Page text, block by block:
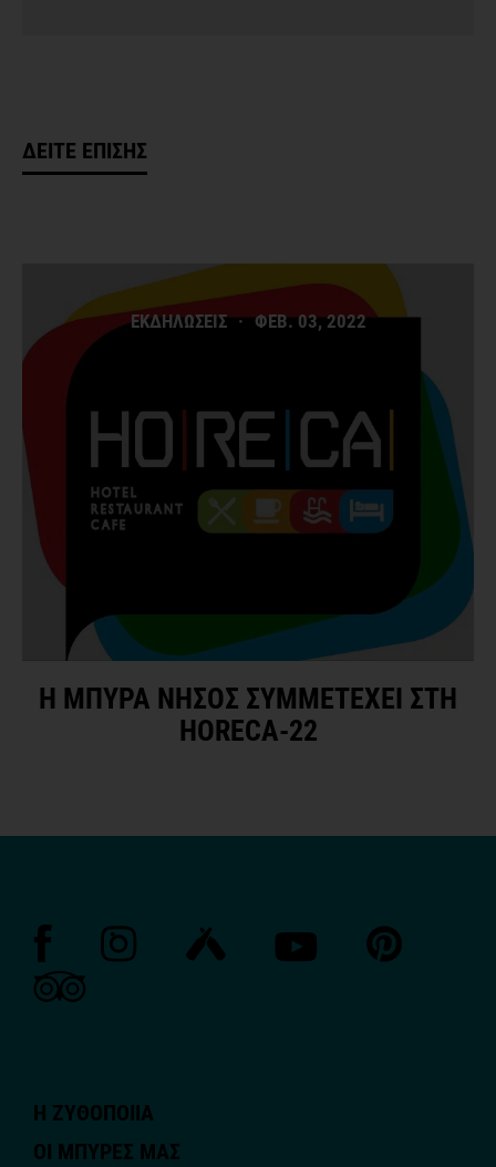
ΔΕΙΤΕ ΕΠΙΣΗΣ
ΕΚΔΗΛΩΣΕΙΣ · ΦΕΒ. 03, 2022
Η ΜΠΥΡΑ ΝΗΣΟΣ ΣΥΜΜΕΤΕΧΕΙ ΣΤΗ
HORECA-22
Η ΖΥΘΟΠΟΙΙΑ
ΟΙ ΜΠΥΡΕΣ ΜΑΣ